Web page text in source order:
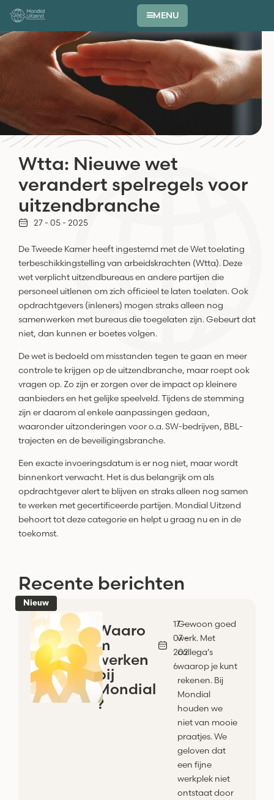
MENU
Wtta: Nieuwe wet
verandert spelregels voor
uitzendbranche
27 - 05 - 2025
De Tweede Kamer heeft ingestemd met de Wet toelating
terbeschikkingstelling van arbeidskrachten (Wtta). Deze
wet verplicht uitzendbureaus en andere partijen die
personeel uitlenen om zich officieel te laten toelaten. Ook
opdrachtgevers (inleners) mogen straks alleen nog
samenwerken met bureaus die toegelaten zijn. Gebeurt dat
niet, dan kunnen er boetes volgen.
De wet is bedoeld om misstanden tegen te gaan en meer
controle te krijgen op de uitzendbranche, maar roept ook
vragen op. Zo zijn er zorgen over de impact op kleinere
aanbieders en het gelijke speelveld. Tijdens de stemming
zijn er daarom al enkele aanpassingen gedaan,
waaronder uitzonderingen voor o.a. SW-bedrijven, BBL-
trajecten en de beveiligingsbranche.
Een exacte invoeringsdatum is er nog niet, maar wordt
binnenkort verwacht. Het is dus belangrijk om als
opdrachtgever alert te blijven en straks alleen nog samen
te werken met gecertificeerde partijen. Mondial Uitzend
behoort tot deze categorie en helpt u graag nu en in de
toekomst.
Recente berichten
Nieuw
Waaro
m
werken
bij
Mondial
?
17 -
07 -
202
6
Gewoon goed
werk. Met
collega’s
waarop je kunt
rekenen. Bij
Mondial
houden we
niet van mooie
praatjes. We
geloven dat
een fijne
werkplek niet
ontstaat door